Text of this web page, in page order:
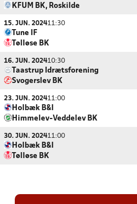
KFUM BK, Roskilde
15. JUN. 202411:30
Tune IF
Tølløse BK
16. JUN. 202410:30
Taastrup Idrætsforening
Svogerslev BK
23. JUN. 202411:00
Holbæk B&I
Himmelev-Veddelev BK
30. JUN. 202411:00
Holbæk B&I
Tølløse BK